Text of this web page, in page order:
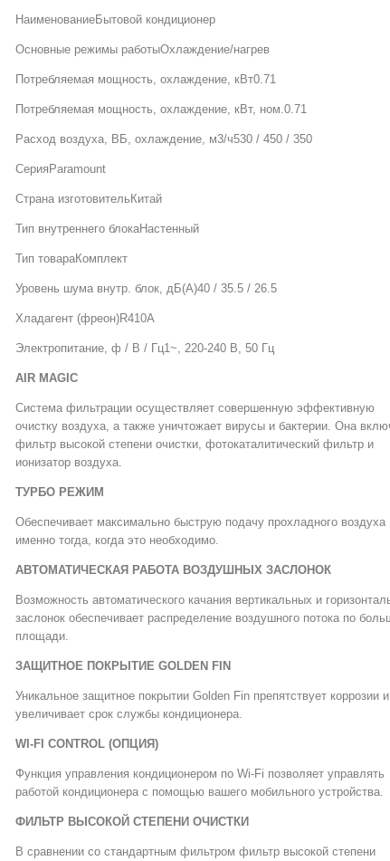
НаименованиеБытовой кондиционер
Основные режимы работыОхлаждение/нагрев
Потребляемая мощность, охлаждение, кВт0.71
Потребляемая мощность, охлаждение, кВт, ном.0.71
Расход воздуха, ВБ, охлаждение, м3/ч530 / 450 / 350
СерияParamount
Страна изготовительКитай
Тип внутреннего блокаНастенный
Тип товараКомплект
Уровень шума внутр. блок, дБ(А)40 / 35.5 / 26.5
Хладагент (фреон)R410A
Электропитание, ф / В / Гц1~, 220-240 В, 50 Гц
AIR MAGIC
Система фильтрации осуществляет совершенную эффективную
очистку воздуха, а также уничтожает вирусы и бактерии. Она
фильтр высокой степени очистки, фотокаталитический фильтр и
ионизатор воздуха.
ТУРБО РЕЖИМ
Обеспечивает максимально быструю подачу прохладного воздуха
именно тогда, когда это необходимо.
АВТОМАТИЧЕСКАЯ РАБОТА ВОЗДУШНЫХ ЗАСЛОНОК
Возможность автоматического качания вертикальных и
заслонок обеспечивает распределение воздушного потока по
площади.
ЗАЩИТНОЕ ПОКРЫТИЕ GOLDEN FIN
Уникальное защитное покрытии Golden Fin препятствует коррозии и
увеличивает срок службы кондиционера.
WI-FI CONTROL (ОПЦИЯ)
Функция управления кондиционером по Wi-Fi позволяет управлять
работой кондиционера с помощью вашего мобильного устройства.
ФИЛЬТР ВЫСОКОЙ СТЕПЕНИ ОЧИСТКИ
В сравнении со стандартным фильтром фильтр высокой степени